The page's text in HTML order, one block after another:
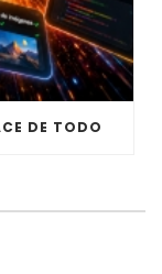
DE TODO